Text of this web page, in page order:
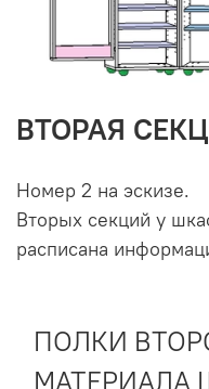
ВТОРАЯ
Номер 2 на эскизе.
Вторых секций у
расписана
ПОЛКИ
МАТЕРИАЛА